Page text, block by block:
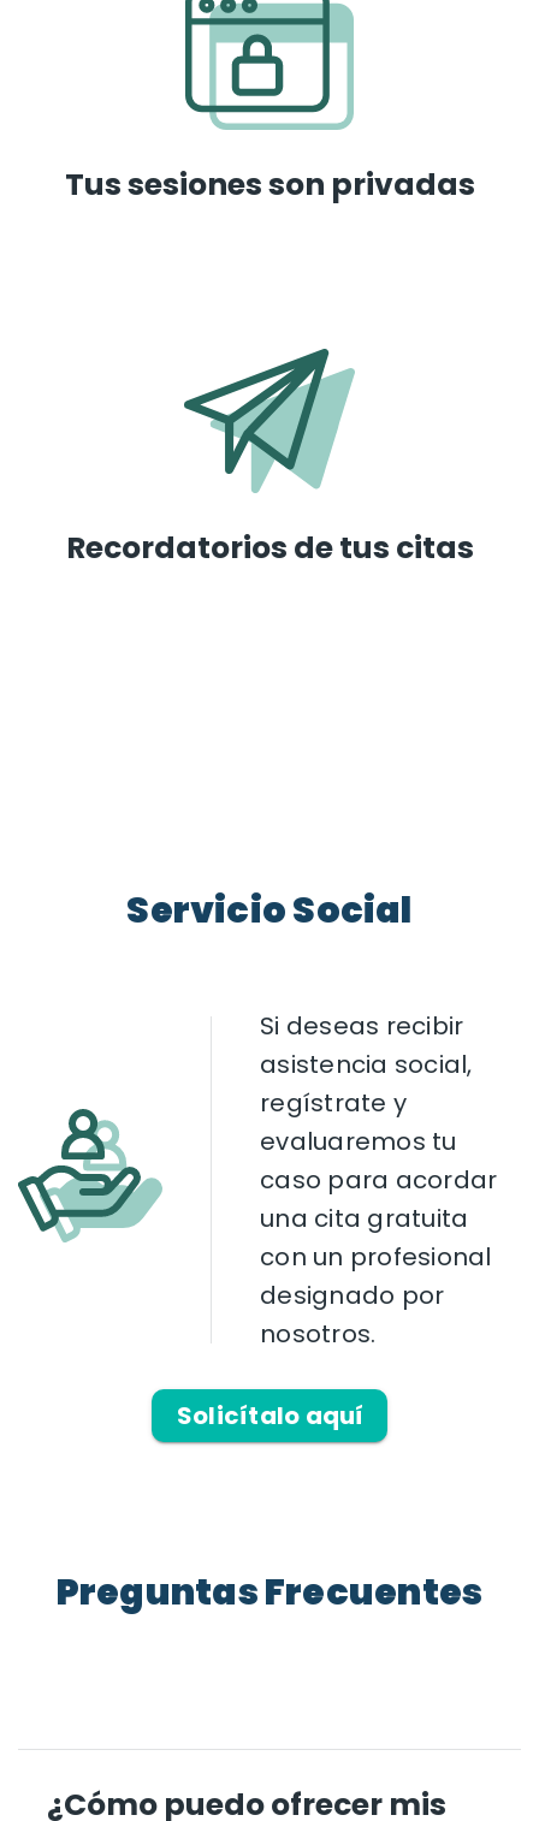
Tus sesiones son privadas
Recordatorios de tus citas
Servicio Social
Si deseas recibir
asistencia social,
regístrate y
evaluaremos tu
caso para acordar
una cita gratuita
con un profesional
designado por
nosotros.
Solicítalo aquí
Preguntas Frecuentes
¿Cómo puedo ofrecer mis